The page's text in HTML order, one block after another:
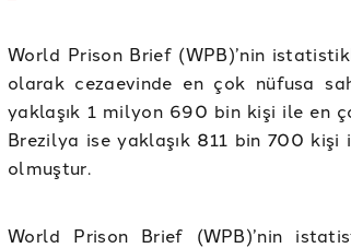
World Prison Brief (WPB)’nin
olarak cezaevinde en çok nüfusa
yaklaşık 1 milyon 690 bin kişi ile en
Brezilya ise yaklaşık 811 bin 700
olmuştur.
World Prison Brief (WPB)’nin